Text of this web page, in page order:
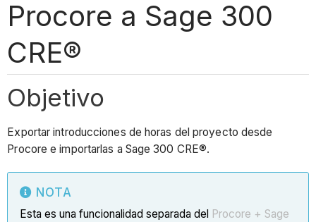
Procore a Sage 300
CRE®
Objetivo
Exportar introducciones de horas del proyecto desde
Procore e importarlas a Sage 300 CRE®.
NOTA
Esta es una funcionalidad separada del Procore + Sage